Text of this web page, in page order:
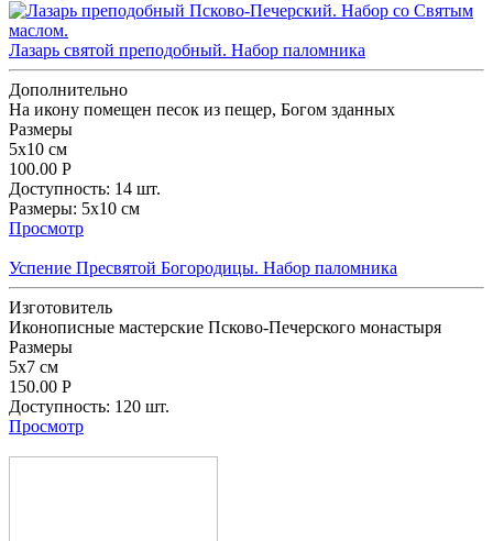
Лазарь святой преподобный. Набор паломника
Дополнительно
На икону помещен песок из пещер, Богом зданных
Размеpы
5x10 см
100.00 Р
Доступность: 14 шт.
Размеpы: 5x10 см
Просмотр
Успение Пресвятой Богородицы. Набор паломника
Изготовитель
Иконописные мастерские Псково-Печерского монастыря
Размеpы
5x7 см
150.00 Р
Доступность: 120 шт.
Просмотр